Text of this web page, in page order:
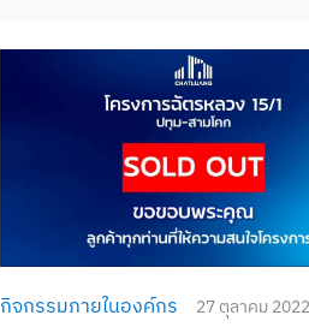
กิจกรรมภายในองค์กร 27 ตุลาคม 2022